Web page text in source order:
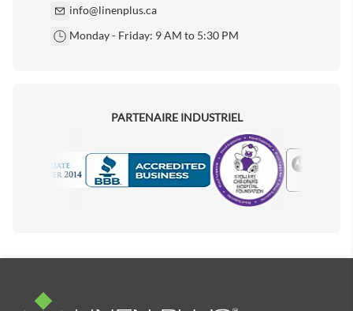
info@linenplus.ca
Monday - Friday: 9 AM to 5:30 PM
PARTENAIRE INDUSTRIEL
Motorola